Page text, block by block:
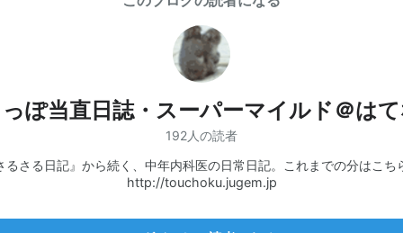
ぽ当直日誌・スーパーマイルド＠は
192人の読者
るさる日記』から続く、中年内科医の日常日記。これまでの分はこち
http://touchoku.jugem.jp